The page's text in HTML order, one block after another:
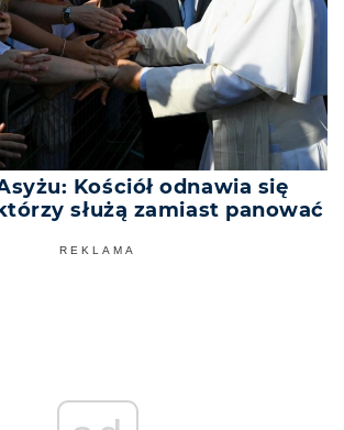
Kościół odnawia się
służą zamiast panować
REKLAMA